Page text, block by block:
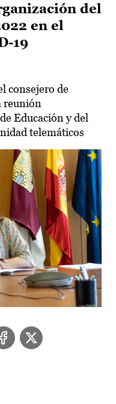
del
en el
19
consejero de
reunión
Educación y del
telemáticos